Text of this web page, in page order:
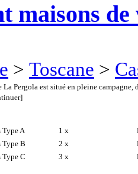
maisons de
> Toscane >
La Pergola est situé en pleine
Type A 1 x
Type B
2 x
Type C
3 x